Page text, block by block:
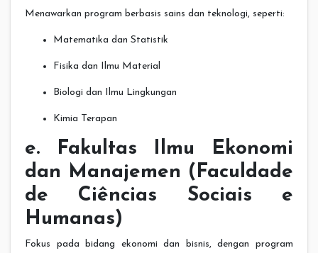
Menawarkan program berbasis sains dan teknologi, seperti:
Matematika dan Statistik
Fisika dan Ilmu Material
Biologi dan Ilmu Lingkungan
Kimia Terapan
e. Fakultas Ilmu Ekonomi
dan Manajemen (Faculdade
de Ciências Sociais e
Humanas)
Fokus pada bidang ekonomi dan bisnis, dengan program